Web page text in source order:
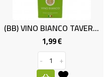
(BB) VINO BIANCO TAVERNELLO LT.1 BR
1,99 €Prezzo
-
+